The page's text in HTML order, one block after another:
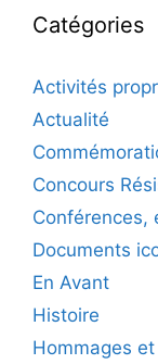
Catégories
Activités
Actualité
Concours
Conférences,
Documents
En Avant
Histoire
Hommages